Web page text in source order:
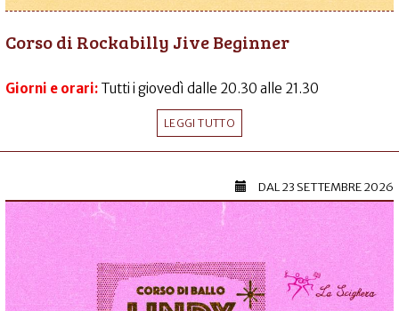
Corso di Rockabilly Jive Beginner
Giorni e orari: Tutti i giovedì dalle 20.30 alle 21.30
LEGGI TUTTO
DAL23 SETTEMBRE 2026